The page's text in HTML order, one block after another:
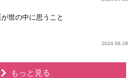
世の中に思うこと
2024.06.28
もっと見る